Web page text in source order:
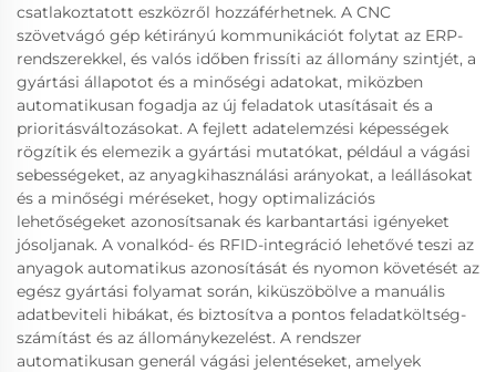
csatlakoztatott eszközről hozzáférhetnek. A CNC
szövetvágó gép kétirányú kommunikációt folytat az ERP-
rendszerekkel, és valós időben frissíti az állomány szintjét, a
gyártási állapotot és a minőségi adatokat, miközben
automatikusan fogadja az új feladatok utasításait és a
prioritásváltozásokat. A fejlett adatelemzési képességek
rögzítik és elemezik a gyártási mutatókat, például a vágási
sebességeket, az anyagkihasználási arányokat, a leállásokat
és a minőségi méréseket, hogy optimalizációs
lehetőségeket azonosítsanak és karbantartási igényeket
jósoljanak. A vonalkód- és RFID-integráció lehetővé teszi az
anyagok automatikus azonosítását és nyomon követését az
egész gyártási folyamat során, kiküszöbölve a manuális
adatbeviteli hibákat, és biztosítva a pontos feladatköltség-
számítást és az állománykezelést. A rendszer
automatikusan generál vágási jelentéseket, amelyek